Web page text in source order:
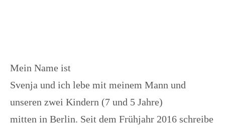
Mein Name ist
Svenja und ich lebe mit meinem Mann und
unseren zwei Kindern (7 und 5 Jahre)
mitten in Berlin. Seit dem Frühjahr 2016 schreibe